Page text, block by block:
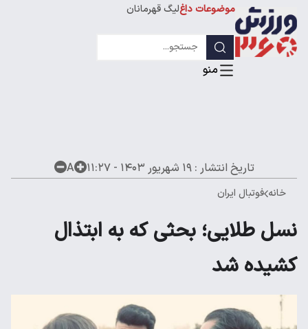
موضوعات داغلیگ قهرمانان
تاریخ انتشار :۱۹ شهریور ۱۴۰۳ - ۱۱:۲۷ A
خانه فوتبال ایران
نسل طلایی؛ بحثی که به ابتذال
کشیده شد